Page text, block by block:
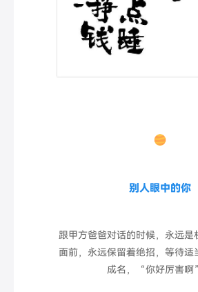
别人眼中的你
跟甲方爸爸对话的时候，永远是
面前，永远保留着绝招，等待适
成名，“你好厉害啊